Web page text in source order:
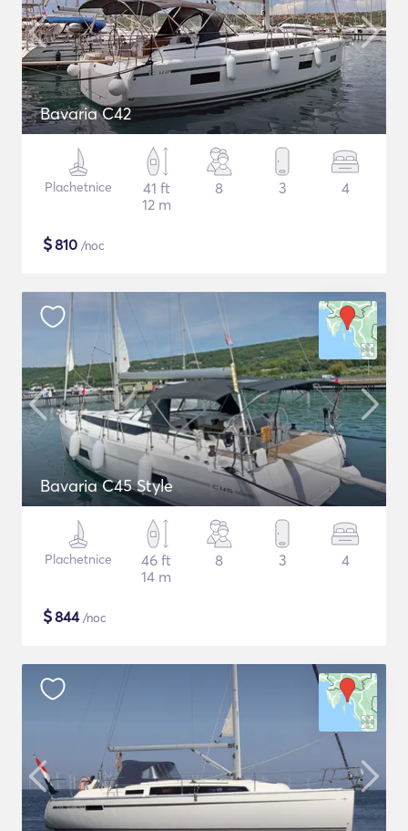
Bavaria C42
Plachetnice
41 ft
12 m
8 3 4
$810 /noc
Bavaria C45 Style
Plachetnice
46 ft
14 m
8 3 4
$844/noc